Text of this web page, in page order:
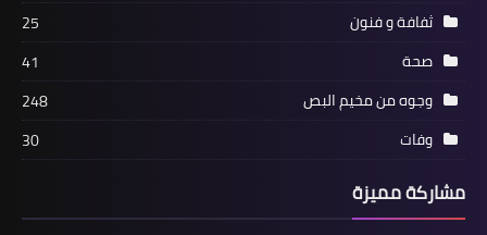
المباراة الخامسة لدورة شهر رمضان لكرة
القدم
ثفافة و فنون
25
صحة
41
وجوه من مخيم البص
248
وفات
30
مشاركة مميزة